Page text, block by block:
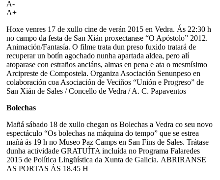
A-
A+
Hoxe venres 17 de xullo cine de verán 2015 en Vedra. Ás 22:30 h
no campo da festa de San Xián proxectarase “O Apóstolo” 2012.
Animación/Fantasía. O filme trata dun preso fuxido tratará de
recuperar un botín agochado nunha apartada aldea, pero alí
atoparase con estraños anciáns, almas en pena e ata o mesmísimo
Arcipreste de Compostela. Organiza Asociación Senunpeso en
colaboración coa Asociación de Veciños “Unión e Progreso” de
San Xián de Sales / Concello de Vedra / A. C. Papaventos
Bolechas
Mañá sábado 18 de xullo chegan os Bolechas a Vedra co seu novo
espectáculo “Os bolechas na máquina do tempo” que se estrea
mañá ás 19 h no Museo Paz Camps en San Fins de Sales. Trátase
dunha actividade GRATUÍTA incluída no Programa Falaredes
2015 de Política Lingüística da Xunta de Galicia. ABRIRANSE
AS PORTAS ÁS 18.45 H